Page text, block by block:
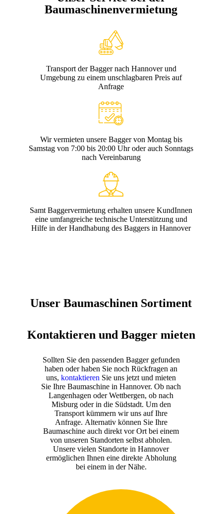
Baumaschinenvermietung
Transport der Bagger nach Hannover und
Umgebung zu einem unschlagbaren Preis auf
Anfrage
Wir vermieten unsere Bagger von Montag bis
Samstag von 7:00 bis 20:00 Uhr oder auch Sonntags
nach Vereinbarung
Samt Baggervermietung erhalten unsere KundInnen
eine umfangreiche technische Unterstützung und
Hilfe in der Handhabung des Baggers in Hannover
Unser Baumaschinen Sortiment
Kontaktieren und Bagger mieten
Sollten Sie den passenden Bagger gefunden
haben oder haben Sie noch Rückfragen an
uns, kontaktieren Sie uns jetzt und mieten
Sie Ihre Baumaschine in Hannover. Ob nach
Langenhagen oder Wettbergen, ob nach
Misburg oder in die Südstadt. Um den
Transport kümmern wir uns auf Ihre
Anfrage. Alternativ können Sie Ihre
Baumaschine auch direkt vor Ort bei einem
von unseren Standorten selbst abholen.
Unsere vielen Standorte in Hannover
ermöglichen Ihnen eine direkte Abholung
bei einem in der Nähe.